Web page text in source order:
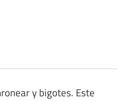
y bigotes. Este